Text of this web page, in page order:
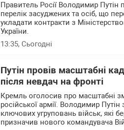
Правитель Росії Володимир
перелік засуджених та осіб, що
укладати контракти з
України.
13:35, Сьогодні
Путін провів масштабні
після невдач на фронті
Кремль оголосив про масштабні
російської армії. Володимир
ключових угруповань військ, які
призначив нового командувача